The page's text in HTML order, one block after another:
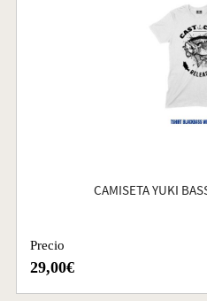
CAMISETA YUKI
Precio
29,00€